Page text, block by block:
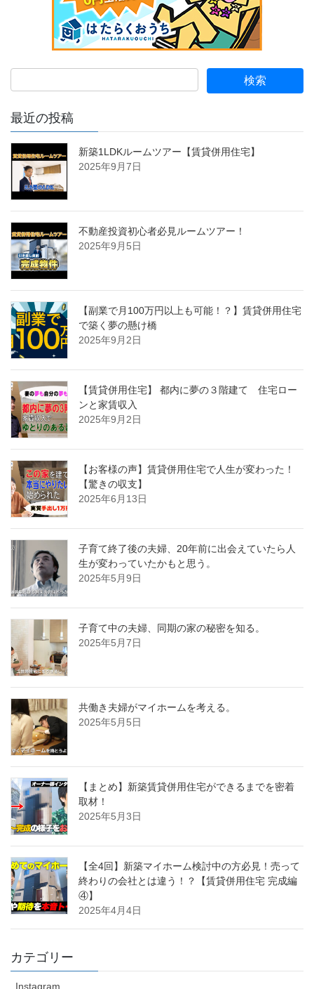
最近の投稿
新築1LDKルームツアー【賃貸併用住宅】
2025年9月7日
不動産投資初心者必見ルームツアー！
2025年9月5日
【副業で月100万円以上も可能！？】賃貸併用住宅
で築く夢の懸け橋
2025年9月2日
【賃貸併用住宅】 都内に夢の３階建て 住宅ロー
ンと家賃収入
2025年9月2日
【お客様の声】賃貸併用住宅で人生が変わった！
【驚きの収支】
2025年6月13日
子育て終了後の夫婦、20年前に出会えていたら人
生が変わっていたかもと思う。
2025年5月9日
子育て中の夫婦、同期の家の秘密を知る。
2025年5月7日
共働き夫婦がマイホームを考える。
2025年5月5日
【まとめ】新築賃貸併用住宅ができるまでを密着
取材！
2025年5月3日
【全4回】新築マイホーム検討中の方必見！売って
終わりの会社とは違う！？【賃貸併用住宅 完成編
④】
2025年4月4日
カテゴリー
Instagram